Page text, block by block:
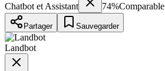
Chatbot et Assistant
74%Comparable
Partager Sauvegarder
Landbot